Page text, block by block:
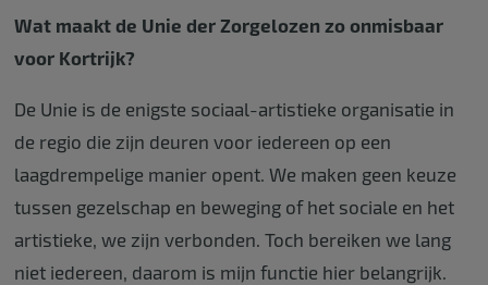
Wat maakt de Unie der Zorgelozen zo onmisbaar
voor Kortrijk?
De Unie is de enigste sociaal-artistieke organisatie in
de regio die zijn deuren voor iedereen op een
laagdrempelige manier opent. We maken geen keuze
tussen gezelschap en beweging of het sociale en het
artistieke, we zijn verbonden. Toch bereiken we lang
niet iedereen, daarom is mijn functie hier belangrijk.